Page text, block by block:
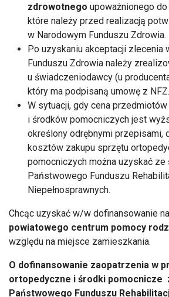
zdrowotnego upoważnionego
które należy przed realizacją
w Narodowym Funduszu Zdrowia.
Po uzyskaniu akceptacji zlecenia
Funduszu Zdrowia należy
u świadczeniodawcy (u
który ma podpisaną umowę z NFZ.
W sytuacji, gdy cena
i środków pomocniczych jest
określony odrębnymi przepisami,
kosztów zakupu sprzętu
pomocniczych można uzyskać ze
Państwowego Funduszu
Niepełnosprawnych.
Chcąc uzyskać w/w dofinansowanie
powiatowego centrum pomocy
względu na miejsce zamieszkania.
O dofinansowanie zaopatrzenia w
ortopedyczne i środki pomocnicze
Państwowego Funduszu